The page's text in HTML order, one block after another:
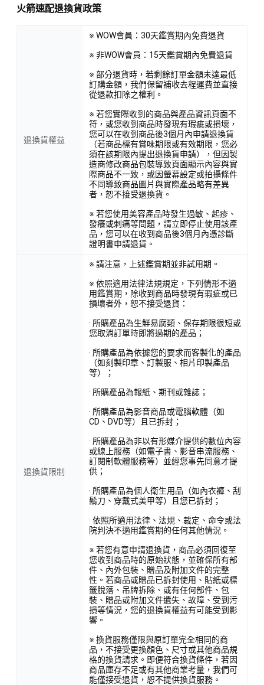
火箭速配退換貨政策
退換貨權益
※ WOW會員：30天鑑賞期內免費退貨
※ 非WOW會員：15天鑑賞期內免費退貨
※ 部分退貨時，若剩餘訂單金額未達最低
訂購金額，我們保留補收去程運費並直接
從退款扣除之權利。
※ 若您實際收到的商品與產品資訊頁面不
符，或您收到商品時發現有瑕疵或損壞，
您可以在收到商品後3個月內申請退換貨
（若商品標有賞味期限或有效期限，您必
須在該期限內提出退換貨申請），但因製
造商修改商品包裝導致頁面顯示內容與實
際商品不一致，或因螢幕設定或拍攝條件
不同導致商品圖片與實際產品略有差異
者，恕不接受退換貨。
※ 若您使用美容產品時發生過敏、起疹、
發癢或刺痛等問題，請立即停止使用該產
品，您可以在收到商品後3個月內憑診斷
證明書申請退貨。
退換貨限制
※ 請注意，上述鑑賞期並非試用期。
※ 依照適用法律法規規定，下列情形不適
用鑑賞期，除收到商品時發現有瑕疵或已
損壞者外，恕不接受退貨：
· 所購產品為生鮮易腐類、保存期限很短或
您取消訂單時即將過期的產品；
· 所購產品為依據您的要求而客製化的產品
（如刻製印章、訂製服、相片印製產品
等）；
· 所購產品為報紙、期刊或雜誌；
· 所購產品為影音商品或電腦軟體（如
CD、DVD等）且已拆封；
· 所購產品為非以有形媒介提供的數位內容
或線上服務（如電子書、影音串流服務、
訂閱制軟體服務等）並經您事先同意才提
供；
· 所購產品為個人衛生用品（如內衣褲、刮
鬍刀、穿戴式美甲等）且您已拆封；
· 依照所適用法律、法規、裁定、命令或法
院判決不適用鑑賞期的任何其他情況。
※ 若您有意申請退換貨，商品必須回復至
您收到商品時的原始狀態，並確保所有部
件、內外包裝、贈品及附加文件的完整
性。若商品或贈品已拆封使用、貼紙或標
籤脫落、吊牌拆除、或有任何部件、包
裝、贈品或附加文件遺失、故障、受到污
損等情況，您的退換貨權益有可能受到影
響。
※ 換貨服務僅限與原訂單完全相同的商
品，不接受更換顏色、尺寸或其他商品規
格的換貨請求。即便符合換貨條件，若因
商品庫存不足或有其他商業考量，我們可
能僅接受退貨，恕不提供換貨服務。